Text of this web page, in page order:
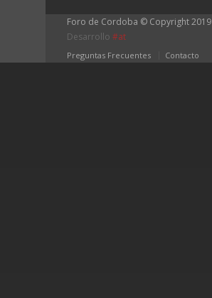
Foro de Cordoba © Copyright 2019
Desarrollo #at
Preguntas Frecuentes Contacto